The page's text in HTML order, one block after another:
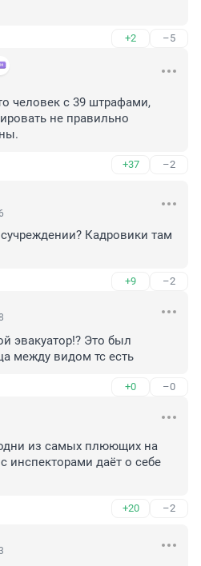
+2 –5
человек с 39 штрафами,
не правильно
+37 –2
Кадровики там
+9 –2
эвакуатор!? Это был
между видом тс есть
+0 –0
из самых плюющих на
инспекторами даёт о себе
+20 –2